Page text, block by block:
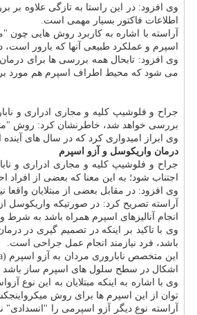
اطلاعات فاکتور بسیار مهمی است.
آراسته با اشاره به کاربرد روش هایی
اسپرم و عملکرد طبیعی آنها که بارور است،
وی افزود: تابحال همه بررسی ها برای
می شود که محیط اطراف اسپرم هم مورد
جراح و فلوشیپ کلیه و مجاری ادراری و
بررسی خواهد شد، خاطرنشان کرد: روش
وی ابراز امیدواری کرد که در سال های
درمان واریکوسل و آزو اسپرم
جراح و فلوشیپ کلیه و مجاری ادراری و
اجتناب شود؛ به این معنا که بعضی از
وی افزود: در مقابل بعضی از مبتلایان
آراسته تصریح کرد: در صورتیکه واریکوسل
انجام آنالیزهای اسپرم همراه باشد به شرط وجود هر ۳ این شروط، انجام عمل جراحی فارغ از اینکه بیمار در چه درجه ای از بیماری
وی با تاکید بر اینکه در تصمیم گیری در
باشد، فرد نیازمند انجام عمل جراحی است.
اشکال در سطح سلول های اسپرم ساز
توان از این اسپرم ها برای روش
آراسته نوع دیگر آزو اسپرمی را "انسدادی"